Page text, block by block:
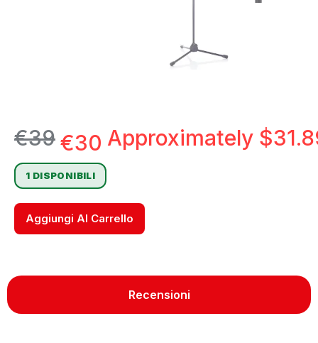
€39€30 Approximately $
1 DISPONIBILI
Aggiungi Al Carrello
Recensioni